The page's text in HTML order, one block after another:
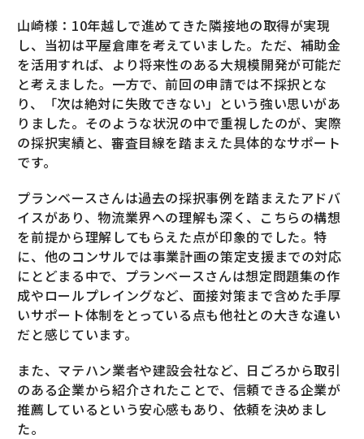
山崎様：10年越しで進めてきた隣接地の取得が実現
し、当初は平屋倉庫を考えていました。ただ、補助金
を活用すれば、より将来性のある大規模開発が可能だ
と考えました。一方で、前回の申請では不採択とな
り、「次は絶対に失敗できない」という強い思いがあ
りました。そのような状況の中で重視したのが、実際
の採択実績と、審査目線を踏まえた具体的なサポート
です。
プランベースさんは過去の採択事例を踏まえたアドバ
イスがあり、物流業界への理解も深く、こちらの構想
を前提から理解してもらえた点が印象的でした。特
に、他のコンサルでは事業計画の策定支援までの対応
にとどまる中で、プランベースさんは想定問題集の作
成やロールプレイングなど、面接対策まで含めた手厚
いサポート体制をとっている点も他社との大きな違い
だと感じています。
また、マテハン業者や建設会社など、日ごろから取引
のある企業から紹介されたことで、信頼できる企業が
推薦しているという安心感もあり、依頼を決めまし
た。